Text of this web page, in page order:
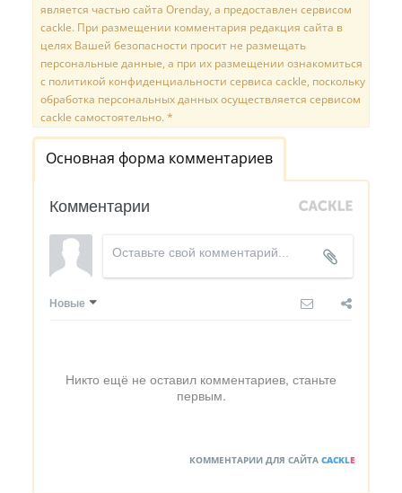
является частью сайта Orenday, а предоставлен сервисом
cackle. При размещении комментария редакция сайта в
целях Вашей безопасности просит не размещать
персональные данные, а при их размещении ознакомиться
с политикой конфиденциальности сервиса cackle, поскольку
обработка персональных данных осуществляется сервисом
cackle самостоятельно. *
Основная форма комментариев
Комментарии
Новые
Никто ещё не оставил комментариев, станьте
первым.
КОММЕНТАРИИ ДЛЯ САЙТА CACKLE